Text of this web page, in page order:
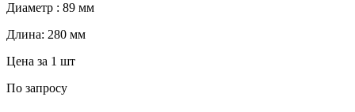
Диаметр : 89 мм
Длина: 280 мм
Цена за 1 шт
По запросу